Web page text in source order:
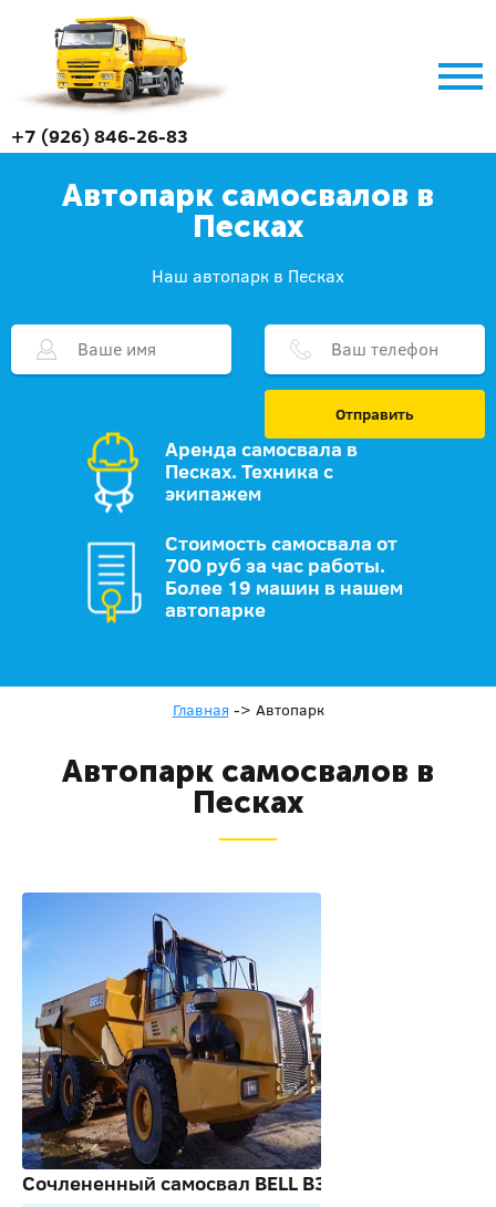
+7 (926) 846-26-83
Автопарк самосвалов в
Песках
Наш автопарк в Песках
Отправить
Аренда самосвала в
Песках. Техника с
экипажем
Стоимость самосвала от
700 руб за час работы.
Более 19 машин в нашем
автопарке
Главная -> Автопарк
Автопарк самосвалов в
Песках
Сочлененный самосвал BELL B30D